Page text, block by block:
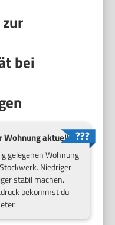
bei
aktuell?
gelegenen Wohnung
Niedriger
stabil machen.
bekommst du